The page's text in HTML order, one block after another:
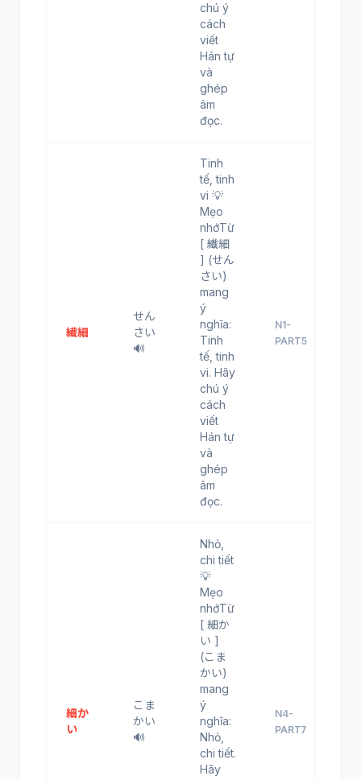
chú ý
cách
viết
Hán tự
và
ghép
âm
đọc.
繊細
せん
さい
🔊
Tinh
tế, tinh
vi 💡
Mẹo
nhớTừ
[ 繊細
] (せん
さい)
mang
ý
nghĩa:
Tinh
tế, tinh
vi. Hãy
chú ý
cách
viết
Hán tự
và
ghép
âm
đọc.
N1-
PART5
細か
い
こま
かい
🔊
Nhỏ,
chi tiết
💡
Mẹo
nhớTừ
[ 細か
い ]
(こま
かい)
mang
ý
nghĩa:
Nhỏ,
chi tiết.
Hãy
N4-
PART7